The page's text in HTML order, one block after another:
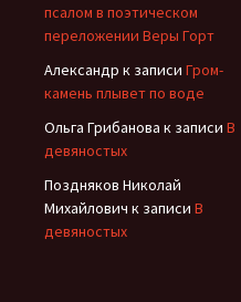
псалом в поэтическом
переложении Веры Горт
Александр к записи Гром-
камень плывет по воде
Ольга Грибанова к записи В
девяностых
Поздняков Николай
Михайлович к записи В
девяностых